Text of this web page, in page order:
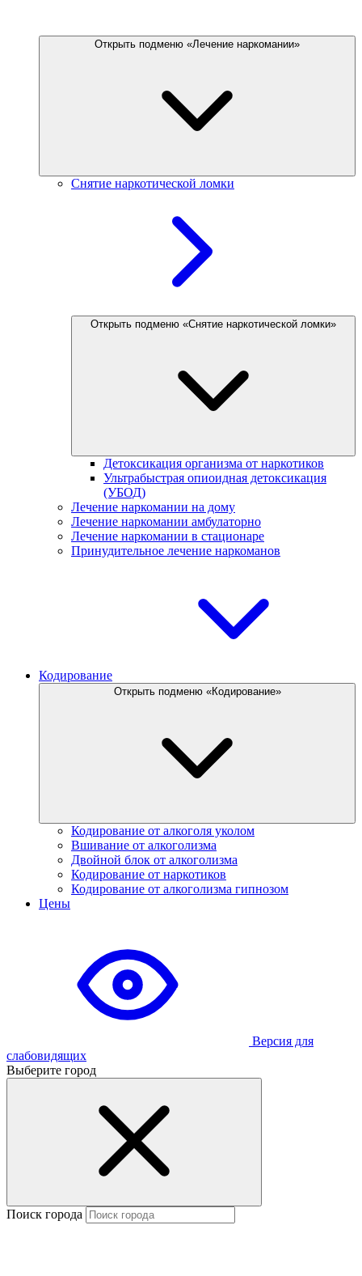
Открыть подменю «Лечение наркомании»
Снятие наркотической ломки
Открыть подменю «Снятие наркотической ломки»
Детоксикация организма от наркотиков
Ультрабыстрая опиоидная детоксикация
(УБОД)
Лечение наркомании на дому
Лечение наркомании амбулаторно
Лечение наркомании в стационаре
Принудительное лечение наркоманов
Кодирование
Открыть подменю «Кодирование»
Кодирование от алкоголя уколом
Вшивание от алкоголизма
Двойной блок от алкоголизма
Кодирование от наркотиков
Кодирование от алкоголизма гипнозом
Цены
Версия для
слабовидящих
Выберите город
Поиск города